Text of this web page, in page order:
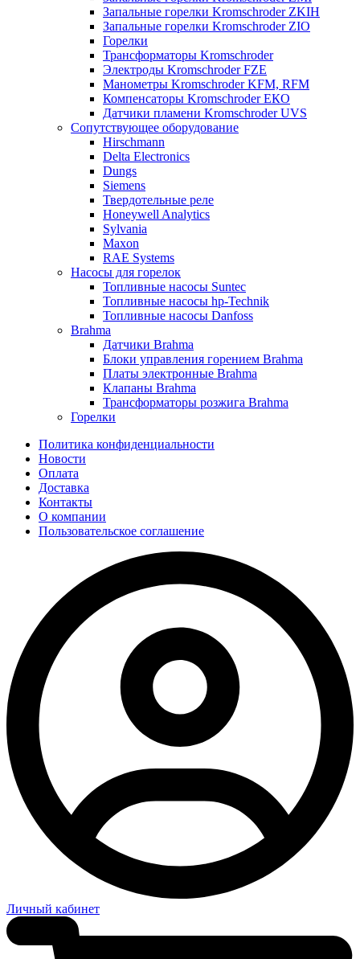
Запальные горелки Kromschroder ZKIH
Запальные горелки Kromschroder ZIO
Горелки
Трансформаторы Kromschroder
Электроды Kromschroder FZE
Манометры Kromschroder KFM, RFM
Компенсаторы Kromschroder ЕКО
Датчики пламени Kromschroder UVS
Сопутствующее оборудование
Hirschmann
Delta Electronics
Dungs
Siemens
Твердотельные реле
Honeywell Analytics
Sylvania
Maxon
RAE Systems
Насосы для горелок
Топливные насосы Suntec
Топливные насосы hp-Technik
Топливные насосы Danfoss
Brahma
Датчики Brahma
Блоки управления горением Brahma
Платы электронные Brahma
Клапаны Brahma
Трансформаторы розжига Brahma
Горелки
Политика конфиденциальности
Новости
Оплата
Доставка
Контакты
О компании
Пользовательское соглашение
Личный кабинет